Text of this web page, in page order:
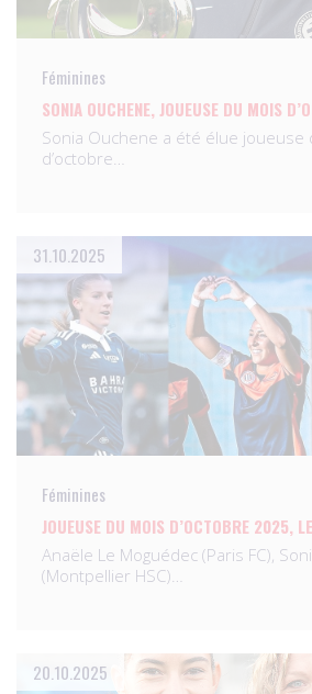
Féminines
SONIA OUCHENE, JOUEUSE DU MOIS
Sonia Ouchene a été élue joueuse
d’octobre…
31.10.2025
Féminines
JOUEUSE DU MOIS D’OCTOBRE 2025,
Anaële Le Moguédec (Paris FC),
(Montpellier HSC)…
20.10.2025